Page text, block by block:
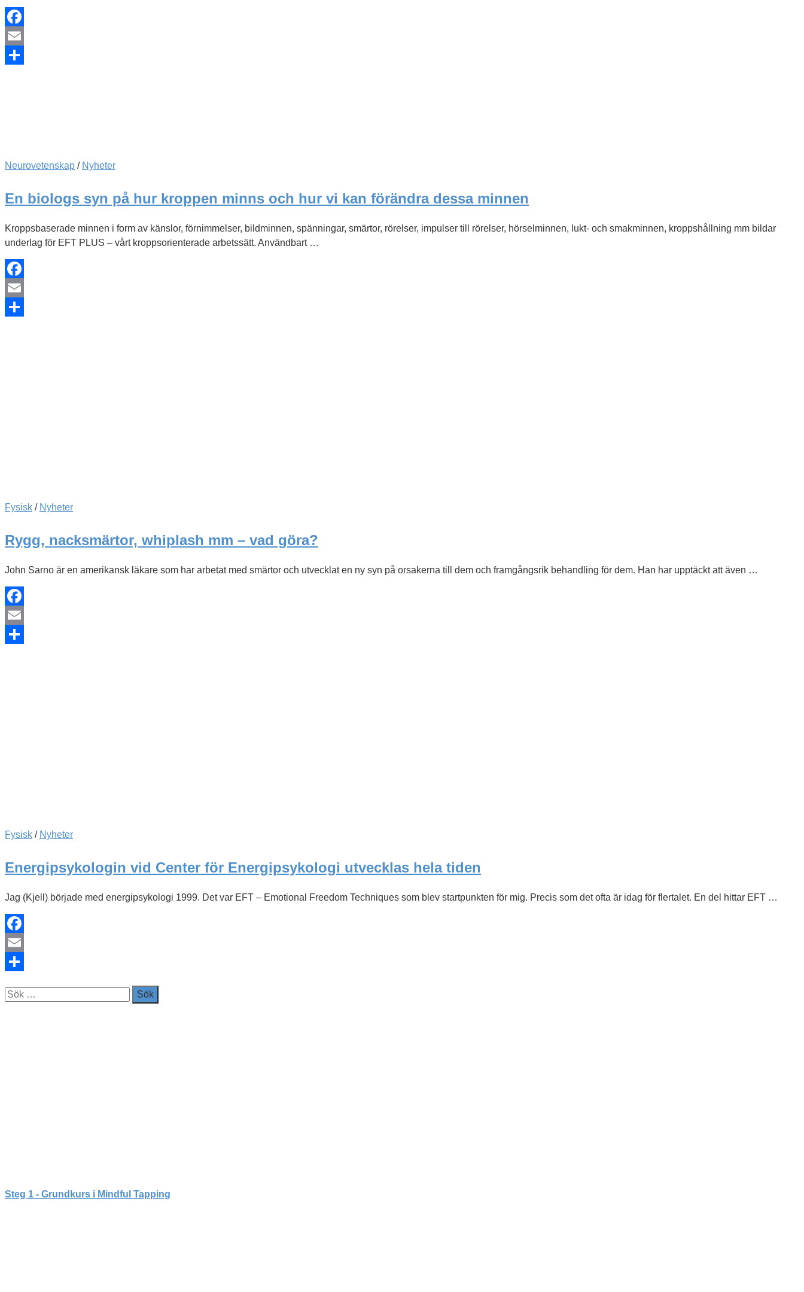
Facebook
Email
Neurovetenskap / Nyheter
En biologs syn på hur kroppen minns och hur vi kan förändra dessa minnen
Kroppsbaserade minnen i form av känslor, förnimmelser, bildminnen, spänningar, smärtor, rörelser, impulser till rörelser, hörselminnen, lukt- och smakminnen, kroppshållning mm bildar
underlag för EFT PLUS – vårt kroppsorienterade arbetssätt. Användbart …
Facebook
Email
Fysisk / Nyheter
Rygg, nacksmärtor, whiplash mm – vad göra?
John Sarno är en amerikansk läkare som har arbetat med smärtor och utvecklat en ny syn på orsakerna till dem och framgångsrik behandling för dem. Han har upptäckt att även …
Facebook
Email
Fysisk / Nyheter
Energipsykologin vid Center för Energipsykologi utvecklas hela tiden
Jag (Kjell) började med energipsykologi 1999. Det var EFT – Emotional Freedom Techniques som blev startpunkten för mig. Precis som det ofta är idag för flertalet. En del hittar EFT …
Facebook
Email
Sök
Steg 1 - Grundkurs i Mindful Tapping